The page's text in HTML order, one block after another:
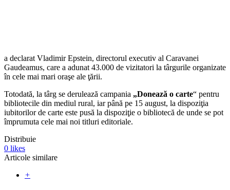
a declarat Vladimir Epstein, directorul executiv al Caravanei
Gaudeamus, care a adunat 43.000 de vizitatori la târgurile organizate
în cele mai mari oraşe ale ţării.
Totodată, la târg se derulează campania „Donează o carte“ pentru
bibliotecile din mediul rural, iar până pe 15 august, la dispoziţia
iubitorilor de carte este pusă la dispoziţie o bibliotecă de unde se pot
împrumuta cele mai noi titluri editoriale.
Distribuie
0 likes
Articole similare
+